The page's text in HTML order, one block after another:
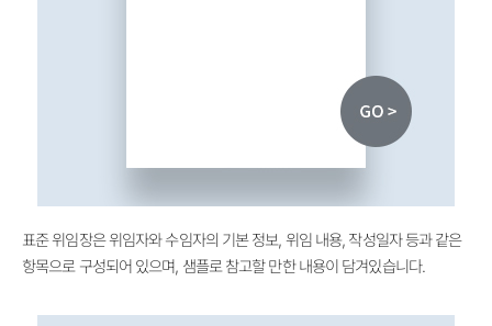
표준 위임장은 위임자와 수임자의 기본 정보, 위임 내용, 작성일자 등과 같은
항목으로 구성되어 있으며, 샘플로 참고할 만한 내용이 담겨있습니다.